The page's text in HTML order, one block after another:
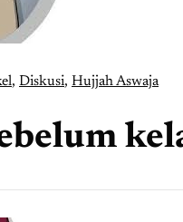
, Diskusi, Hujjah Aswaja